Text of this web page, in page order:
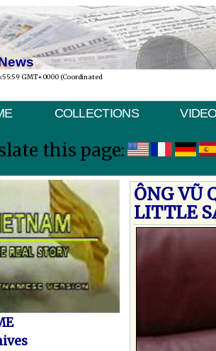
GMT+0000 (Coordinated
COLLECTIONS
this page:
ÔNG VŨ
LITTLE